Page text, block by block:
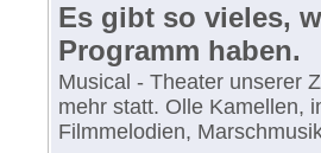
Es gibt so vieles,
Programm haben.
Musical - Theater unserer
mehr statt. Olle Kamellen,
Filmmelodien,